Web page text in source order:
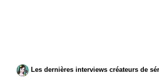
Les dernières interviews créateurs de